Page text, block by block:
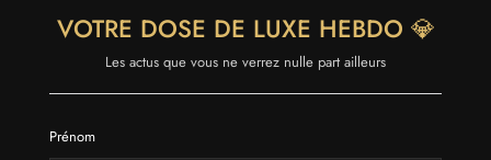
VOTRE DOSE DE LUXE HEBDO 💎
Les actus que vous ne verrez nulle part ailleurs
Prénom